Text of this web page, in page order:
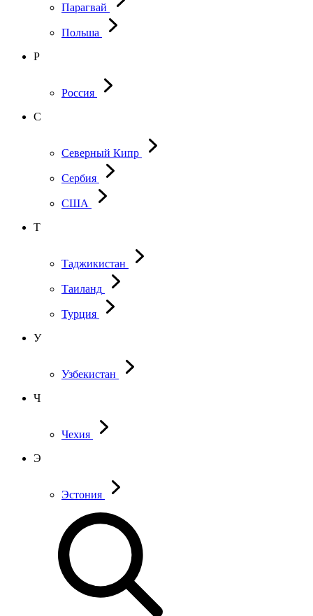
Парагвай
Польша
Р
Россия
С
Северный Кипр
Сербия
США
Т
Таджикистан
Таиланд
Турция
У
Узбекистан
Ч
Чехия
Э
Эстония